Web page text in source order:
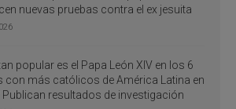
nuevas pruebas contra el ex jesuita
popular es el Papa León XIV en los 6
con más católicos de América Latina en
Publican resultados de investigación